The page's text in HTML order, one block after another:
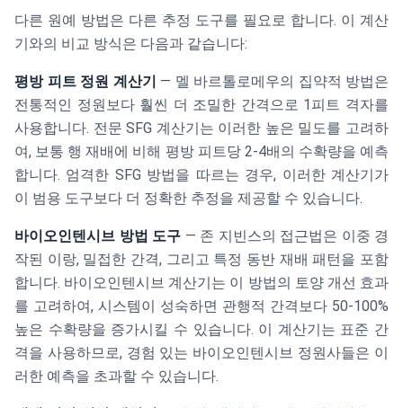
다른 원예 방법은 다른 추정 도구를 필요로 합니다. 이 계산
기와의 비교 방식은 다음과 같습니다:
평방 피트 정원 계산기 — 멜 바르톨로메우의 집약적 방법은
전통적인 정원보다 훨씬 더 조밀한 간격으로 1피트 격자를
사용합니다. 전문 SFG 계산기는 이러한 높은 밀도를 고려하
여, 보통 행 재배에 비해 평방 피트당 2-4배의 수확량을 예측
합니다. 엄격한 SFG 방법을 따르는 경우, 이러한 계산기가
이 범용 도구보다 더 정확한 추정을 제공할 수 있습니다.
바이오인텐시브 방법 도구 — 존 지빈스의 접근법은 이중 경
작된 이랑, 밀접한 간격, 그리고 특정 동반 재배 패턴을 포함
합니다. 바이오인텐시브 계산기는 이 방법의 토양 개선 효과
를 고려하여, 시스템이 성숙하면 관행적 간격보다 50-100%
높은 수확량을 증가시킬 수 있습니다. 이 계산기는 표준 간
격을 사용하므로, 경험 있는 바이오인텐시브 정원사들은 이
러한 예측을 초과할 수 있습니다.